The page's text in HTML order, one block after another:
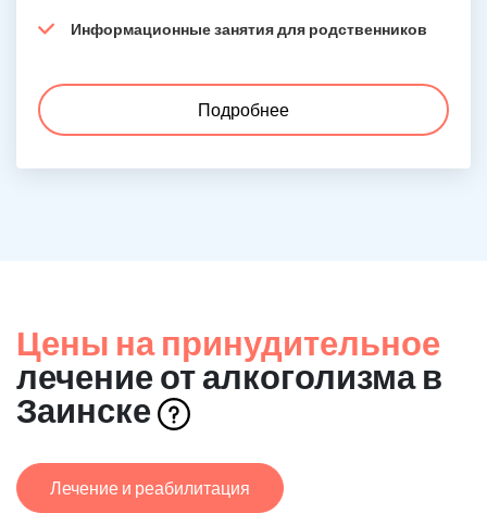
Информационные занятия для родственников
Подробнее
Цены на принудительное
лечение от алкоголизма в
Заинске
Лечение и реабилитация